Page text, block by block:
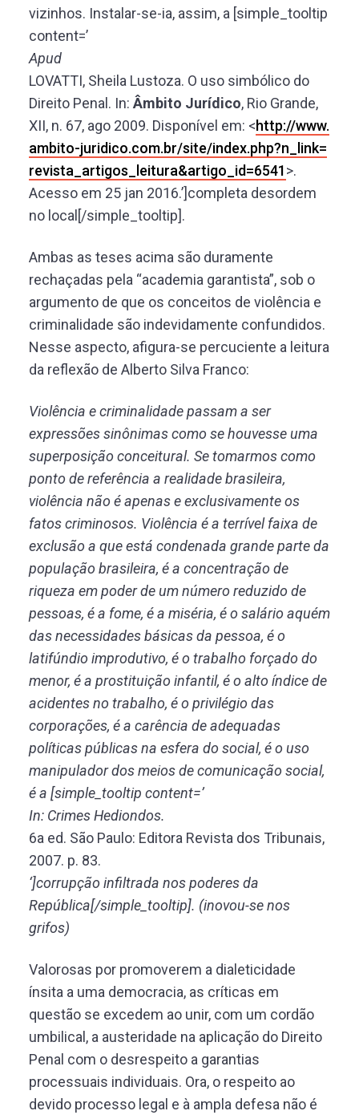
vizinhos. Instalar-se-ia, assim, a [simple_tooltip
content=’
Apud
LOVATTI, Sheila Lustoza. O uso simbólico do
Direito Penal. In: Âmbito Jurídico, Rio Grande,
XII, n. 67, ago 2009. Disponível em: <http://www.
ambito-juridico.com.br/site/index.php?n_link=
revista_artigos_leitura&artigo_id=6541>.
Acesso em 25 jan 2016.’]completa desordem
no local[/simple_tooltip].
Ambas as teses acima são duramente
rechaçadas pela “academia garantista”, sob o
argumento de que os conceitos de violência e
criminalidade são indevidamente confundidos.
Nesse aspecto, afigura-se percuciente a leitura
da reflexão de Alberto Silva Franco:
Violência e criminalidade passam a ser
expressões sinônimas como se houvesse uma
superposição conceitural. Se tomarmos como
ponto de referência a realidade brasileira,
violência não é apenas e exclusivamente os
fatos criminosos. Violência é a terrível faixa de
exclusão a que está condenada grande parte da
população brasileira, é a concentração de
riqueza em poder de um número reduzido de
pessoas, é a fome, é a miséria, é o salário aquém
das necessidades básicas da pessoa, é o
latifúndio improdutivo, é o trabalho forçado do
menor, é a prostituição infantil, é o alto índice de
acidentes no trabalho, é o privilégio das
corporações, é a carência de adequadas
políticas públicas na esfera do social, é o uso
manipulador dos meios de comunicação social,
é a [simple_tooltip content=’
In: Crimes Hediondos.
6a ed. São Paulo: Editora Revista dos Tribunais,
2007. p. 83.
‘]corrupção infiltrada nos poderes da
República[/simple_tooltip]. (inovou-se nos
grifos)
Valorosas por promoverem a dialeticidade
ínsita a uma democracia, as críticas em
questão se excedem ao unir, com um cordão
umbilical, a austeridade na aplicação do Direito
Penal com o desrespeito a garantias
processuais individuais. Ora, o respeito ao
devido processo legal e à ampla defesa não é